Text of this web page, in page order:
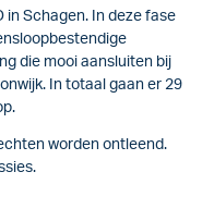
in Schagen. In deze fase
die mooi aansluiten bij
In totaal gaan er 29
worden ontleend.